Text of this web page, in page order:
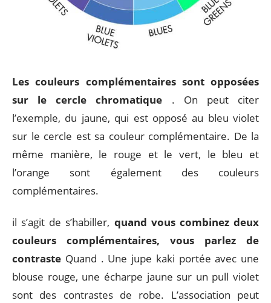
Les couleurs complémentaires sont opposées
sur le cercle chromatique . On peut citer
l’exemple, du jaune, qui est opposé au bleu violet
sur le cercle est sa couleur complémentaire. De la
même manière, le rouge et le vert, le bleu et
l’orange sont également des couleurs
complémentaires.
il s’agit de s’habiller, quand vous combinez deux
couleurs complémentaires, vous parlez de
contraste Quand . Une jupe kaki portée avec une
blouse rouge, une écharpe jaune sur un pull violet
sont des contrastes de robe. L’association peut